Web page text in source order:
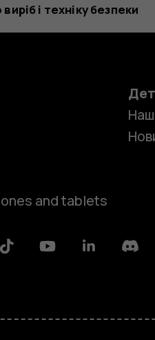
і техніку безпеки
and tablets
Tiktok YoutubeLinkedin